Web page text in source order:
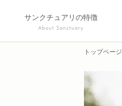
サンクチュアリの特徴
About Sanctuary
トップページ